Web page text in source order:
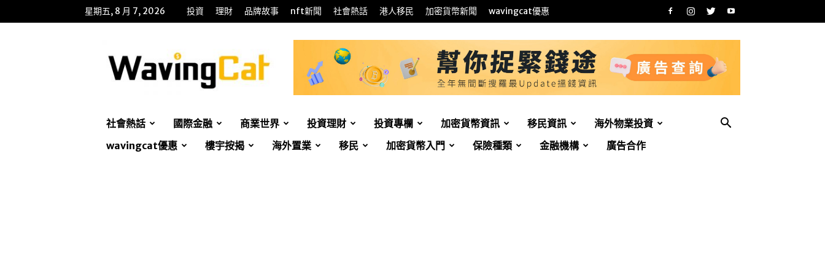
星期五, 8 月 7, 2026 投資 理財 品牌故事 nft新聞 社會熱話 港人移民 加密貨幣新聞 wavingcat優惠
招
財
貓
社會熱話 國際金融 商業世界 投資理財 投資專欄 加密貨幣資訊 移民資訊
海外物業投資
wavingcat優惠
樓宇按揭 海外置業 移民 加密貨幣入門 保險種類 金融機構 廣告合作